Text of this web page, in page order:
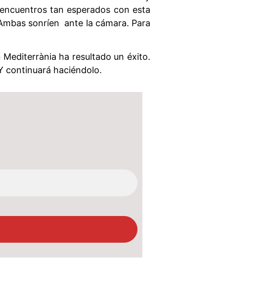
tan esperados con esta
sonríen ante la cámara. Para
ha resultado un éxito.
continuará haciéndolo.